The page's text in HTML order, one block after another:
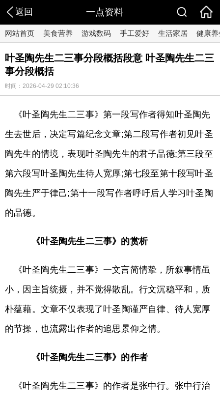
返回 一点资料
网站首页 美食营养 游戏数码 手工爱好 生活家居 健康养
叶圣陶先生二三事分段概括段意 叶圣陶先生二三
事分段概括
时间：2026-04-29 02:10:36
《叶圣陶先生二三事》第一段写作者得知叶圣陶先
生去世后，决定写篇纪念文章;第二段写作者初见叶圣
陶先生的情境，表现叶圣陶先生的君子品德;第三段至
第六段写叶圣陶先生待人宽厚;第七段至第十段写叶圣
陶先生严于律己;第十一段写作者呼吁后人学习叶圣陶
的品德。
《叶圣陶先生二三事》的赏析
《叶圣陶先生二三事》一文言简情挚，所叙事情虽
小，因主旨统摄，并不觉得散乱。行文沉稳平和，质
朴蕴藉。文章不仅表现了叶圣陶谨严自律、待人宽厚
的节操，也流露出作者的追思景仰之情。
《叶圣陶先生二三事》的作者
《叶圣陶先生二三事》的作者是张中行。张中行治